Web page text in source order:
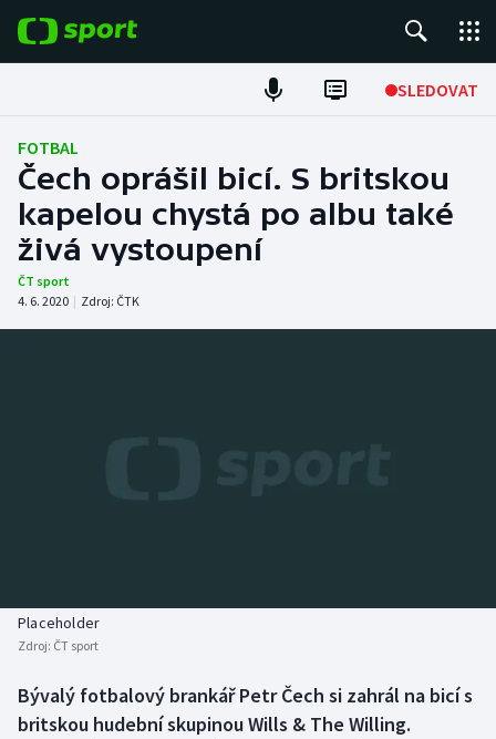
SLEDOVAT
Fotbal
Hokej
Tenis
Atletika
Biatlon
Box
Aplikace ČT sport
FOTBAL
Čech oprášil bicí. S britskou
kapelou chystá po albu také
živá vystoupení
ČT sport
4. 6. 2020 | Zdroj: ČTK
Placeholder
Zdroj: ČT sport
Bývalý fotbalový brankář Petr Čech si zahrál na bicí s
britskou hudební skupinou Wills & The Willing.